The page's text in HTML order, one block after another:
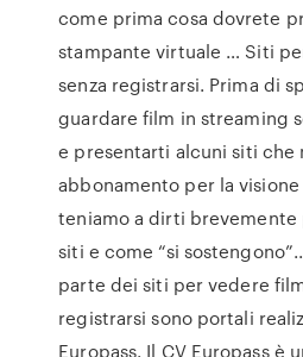
come prima cosa dovrete
stampante virtuale … Siti
senza registrarsi. Prima di
guardare film in streaming
e presentarti alcuni siti che
abbonamento per la
teniamo a dirti brevemente
siti e come “si
parte dei siti per vedere
registrarsi sono portali
Europass. Il CV Europass è